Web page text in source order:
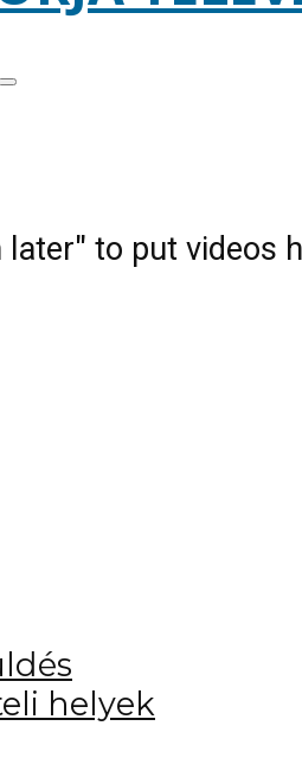
later" to put videos
helyek